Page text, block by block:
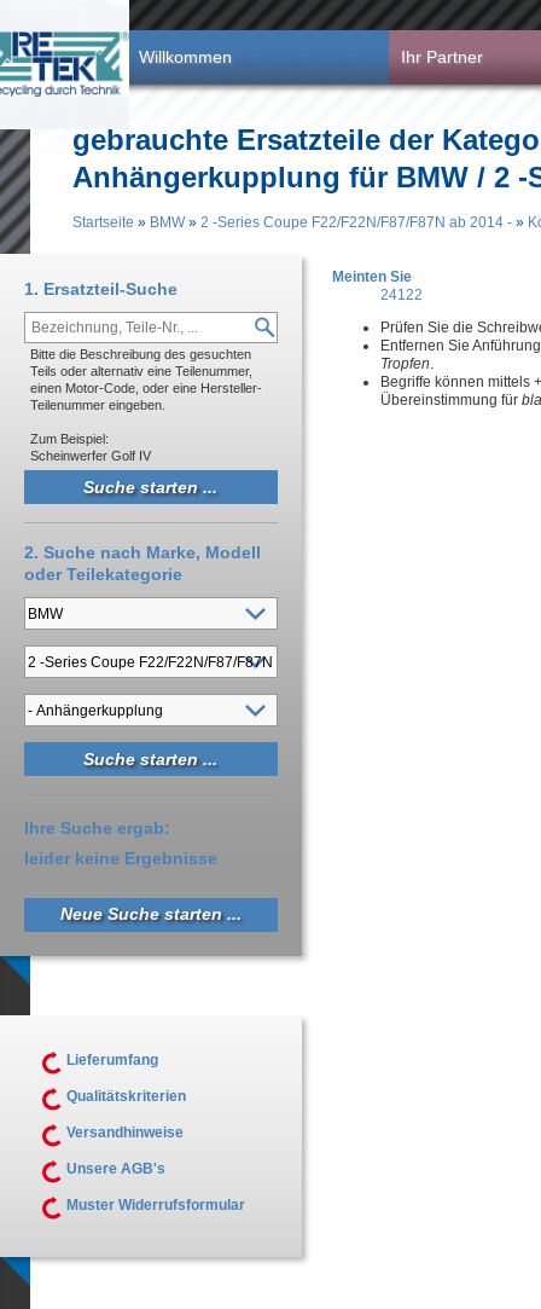
Willkommen Ihr Partner
gebrauchte Ersatzteile der
Anhängerkupplung für BMW / 2 -
Startseite » BMW» 2 -Series Coupe F22/F22N/F87/F87N ab 2014 - »
Meinten Sie
24122
Prüfen Sie die
Entfernen Sie
Tropfen.
Begriffe können mittels
Übereinstimmung für
1. Ersatzteil-Suche
Bitte die Beschreibung des gesuchten
Teils oder alternativ eine Teilenummer,
einen Motor-Code, oder eine Hersteller-
Teilenummer eingeben.
Zum Beispiel:
Scheinwerfer Golf IV
2. Suche nach Marke, Modell
oder Teilekategorie
Ihre Suche ergab:
leider keine Ergebnisse
Neue Suche starten ...
Lieferumfang
Qualitätskriterien
Versandhinweise
Unsere AGB's
Muster Widerrufsformular